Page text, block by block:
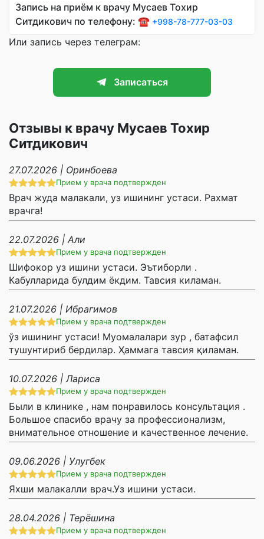
Запись на приём к врачу Мусаев Тохир
Ситдикович по телефону: ☎️ +998-78-777-03-03
Или запись через телеграм:
Записаться
Отзывы к врачу Мусаев Тохир
Ситдикович
27.07.2026 | Оринбоева
Прием у врача подтвержден
Врач жуда малакали, уз ишининг устаси. Рахмат
врачга!
22.07.2026 | Али
Прием у врача подтвержден
Шифокор уз ишини устаси. Эътиборли .
Кабулларида булдим ёкдим. Тавсия киламан.
21.07.2026 | Ибрагимов
Прием у врача подтвержден
ўз ишининг устаси! Муомалалари зур , батафсил
тушунтириб бердилар. Ҳаммага тавсия қиламан.
10.07.2026 | Лариса
Прием у врача подтвержден
Были в клинике , нам понравилось консультация .
Большое спасибо врачу за профессионализм,
внимательное отношение и качественное лечение.
09.06.2026 | Улугбек
Прием у врача подтвержден
Яхши малакалли врач.Уз ишини устаси.
28.04.2026 | Терёшина
Прием у врача подтвержден